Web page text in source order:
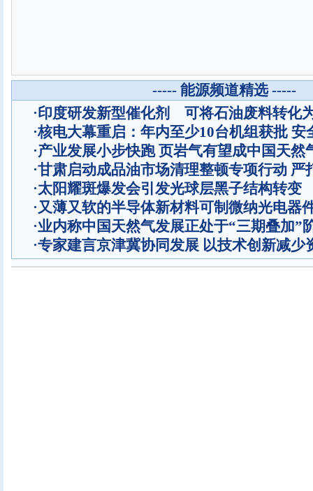
----- 能源频道精选 -----
·印度研发新型催化剂 可将石油废料转化
·核电大幕重启：年内至少10台机组获批 安
·产业发展小步快跑 页岩气有望成中国天然
·甘肃启动成品油市场清理整顿专项行动 严
·太阳耀斑爆发会引发光球层黑子结构转变
·又薄又软的半导体新材料可制微纳光电器
·业内称中国天然气发展正处于“三期叠加”
·专家建言京津冀协同发展 以技术创新减少